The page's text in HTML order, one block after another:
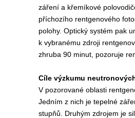
záření a křemíkové
příchozího rentgenového
polohy. Optický systém pak
k vybranému zdroji
zhruba 90 minut, pozoruje
Cíle výzkumu
V pozorované oblasti
Jedním z nich je tepelné
stupňů. Druhým zdrojem je